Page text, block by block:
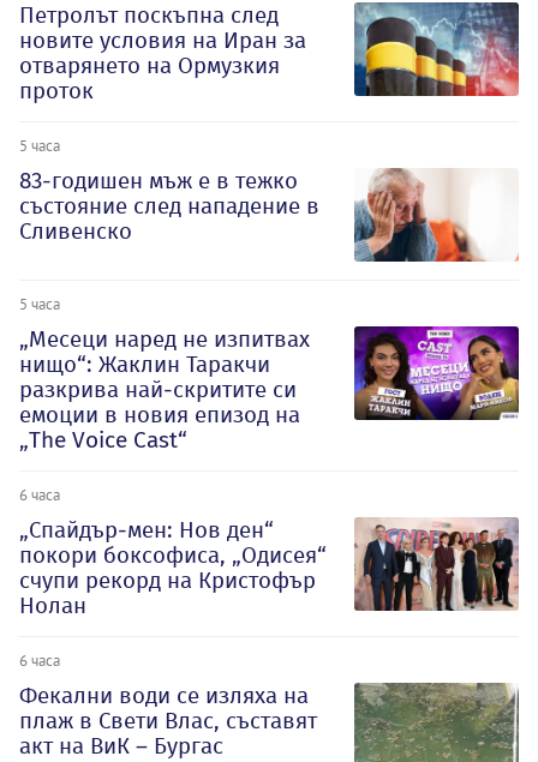
Петролът поскъпна след
новите условия на Иран за
отварянето на Ормузкия
проток
5 часа
83-годишен мъж е в тежко
състояние след нападение в
Сливенско
5 часа
„Месеци наред не изпитвах
нищо“: Жаклин Таракчи
разкрива най-скритите си
емоции в новия епизод на
„The Voice Cast“
6 часа
„Спайдър-мен: Нов ден“
покори боксофиса, „Одисея“
счупи рекорд на Кристофър
Нолан
6 часа
Фекални води се изляха на
плаж в Свети Влас, съставят
акт на ВиК – Бургас